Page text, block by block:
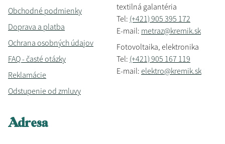
Obchodné podmienky
Doprava a platba
Ochrana osobných údajov
FAQ - časté otázky
Reklamácie
Odstupenie od zmluvy
textilná galantéria
Tel: (+421) 905 395 172
E-mail: metraz@kremik.sk
Fotovoltaika, elektronika
Tel: (+421) 905 167 119
E-mail: elektro@kremik.sk
Adresa